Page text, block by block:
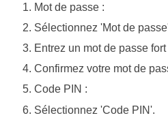
Mot de passe :
Sélectionnez 'Mot de
Entrez un mot de passe
Confirmez votre mot de
Code PIN :
Sélectionnez 'Code PIN'.